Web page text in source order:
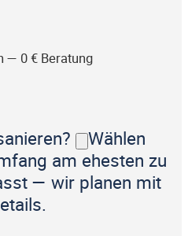
— 0 € Beratung
Wählen
am ehesten zu
— wir planen mit